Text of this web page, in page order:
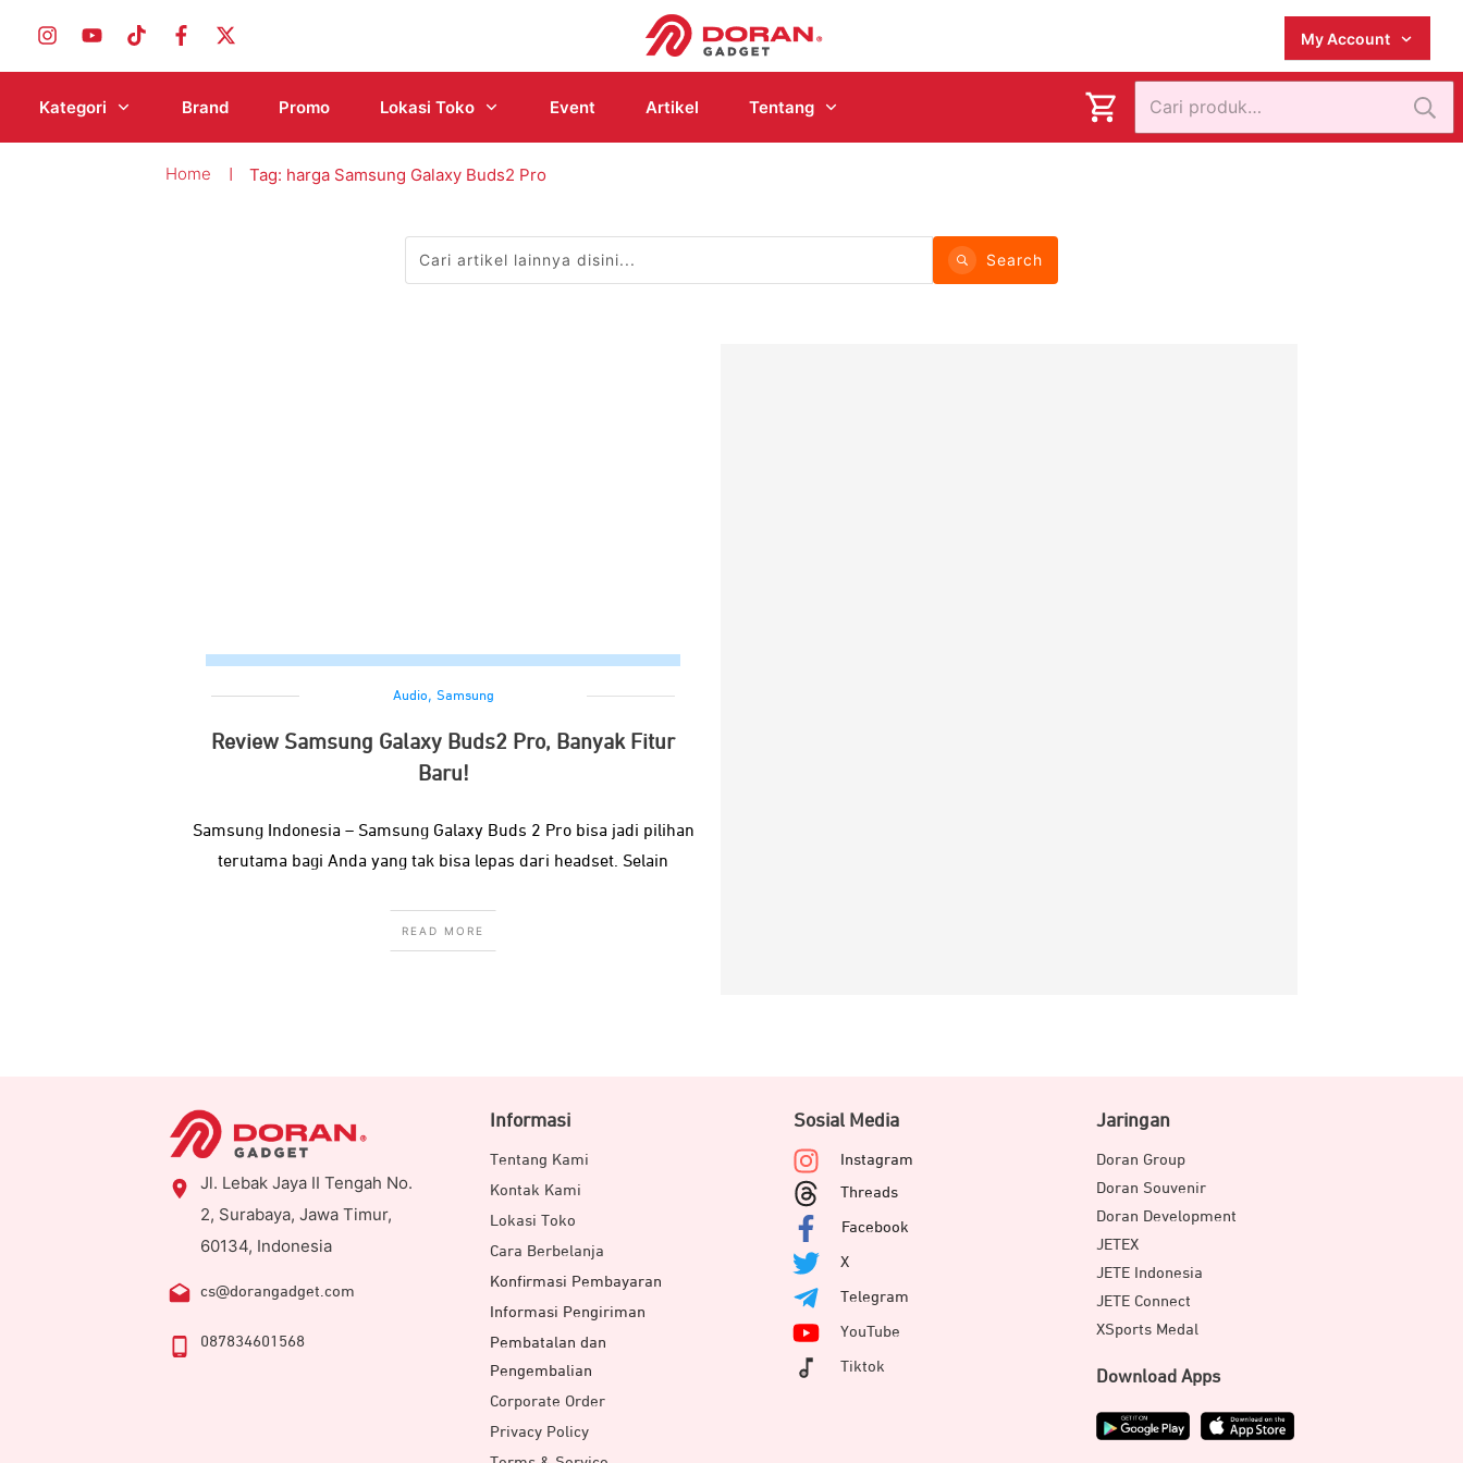
My Account
Kategori Brand Promo Lokasi Toko Event Artikel Tentang
Home Tag: harga Samsung Galaxy Buds2 Pro
Search
Audio, Samsung
Review Samsung Galaxy Buds2 Pro, Banyak Fitur
Baru!
Samsung Indonesia – Samsung Galaxy Buds 2 Pro bisa jadi pilihan
terutama bagi Anda yang tak bisa lepas dari headset. Selain
READ MORE
Jl. Lebak Jaya II Tengah No.
2, Surabaya, Jawa Timur,
60134, Indonesia
cs@dorangadget.com
087834601568
Informasi
Tentang Kami
Kontak Kami
Lokasi Toko
Cara Berbelanja
Konfirmasi Pembayaran
Informasi Pengiriman
Pembatalan dan
Pengembalian
Corporate Order
Privacy Policy
Sosial Media
Instagram
Threads
Facebook
X
Telegram
YouTube
Tiktok
Jaringan
Doran Group
Doran Souvenir
Doran Development
JETEX
JETE Indonesia
JETE Connect
XSports Medal
Download Apps